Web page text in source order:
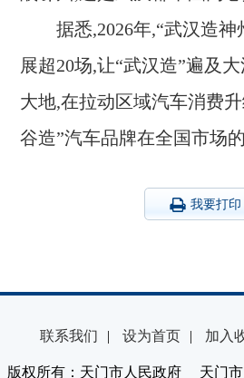
据悉,2026年,“武汉造
展超20场,让“武汉造”遍及
大地,在拉动区域汽车消费
谷造”汽车品牌在全国市场
我要打印
联系我们 | 设为首页 | 加入
版权所有：天门市人民政府 天门